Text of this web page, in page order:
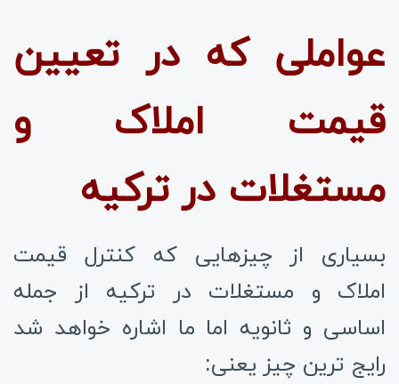
عواملی که در تعیین
قیمت املاک و
مستغلات در ترکیه
بسیاری از چیزهایی که کنترل قیمت
املاک و مستغلات در ترکیه از جمله
اساسی و ثانویه اما ما اشاره خواهد شد
رایج ترین چیز یعنی: